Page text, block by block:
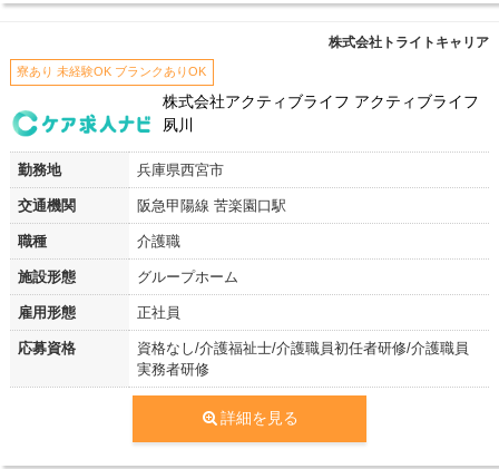
株式会社トライトキャリア
寮あり 未経験OK ブランクありOK
株式会社アクティブライフ アクティブライフ
夙川
勤務地 兵庫県西宮市
交通機関 阪急甲陽線 苦楽園口駅
職種 介護職
施設形態 グループホーム
雇用形態 正社員
応募資格
資格なし/介護福祉士/介護職員初任者研修/介護職員
実務者研修
詳細を見る